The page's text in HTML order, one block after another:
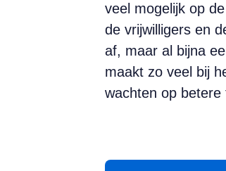
veel mogelijk op
de vrijwilligers en
af, maar al bijna
maakt zo veel bij
wachten op betere